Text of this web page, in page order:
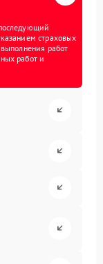
страховых
работ
работ и